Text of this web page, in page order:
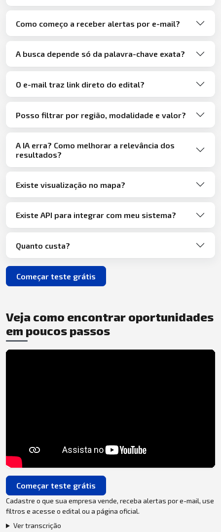
Como começo a receber alertas por e-mail?
A busca depende só da palavra-chave exata?
O e-mail traz link direto do edital?
Posso filtrar por região, modalidade e valor?
A IA erra? Como melhorar a relevância dos
resultados?
Existe visualização no mapa?
Existe API para integrar com meu sistema?
Quanto custa?
Começar teste grátis
Veja como encontrar oportunidades
em poucos passos
Começar teste grátis
Cadastre o que sua empresa vende, receba alertas por e-mail, use
filtros e acesse o edital ou a página oficial.
Ver transcrição